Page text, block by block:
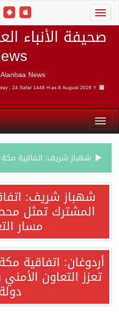
News
, 24 Safar 1448 H as8 August 2026 Y |
شهباز شريف:
المشترك تمثل
مسار
أردوغان: اتفاقية
تعزز التعاون